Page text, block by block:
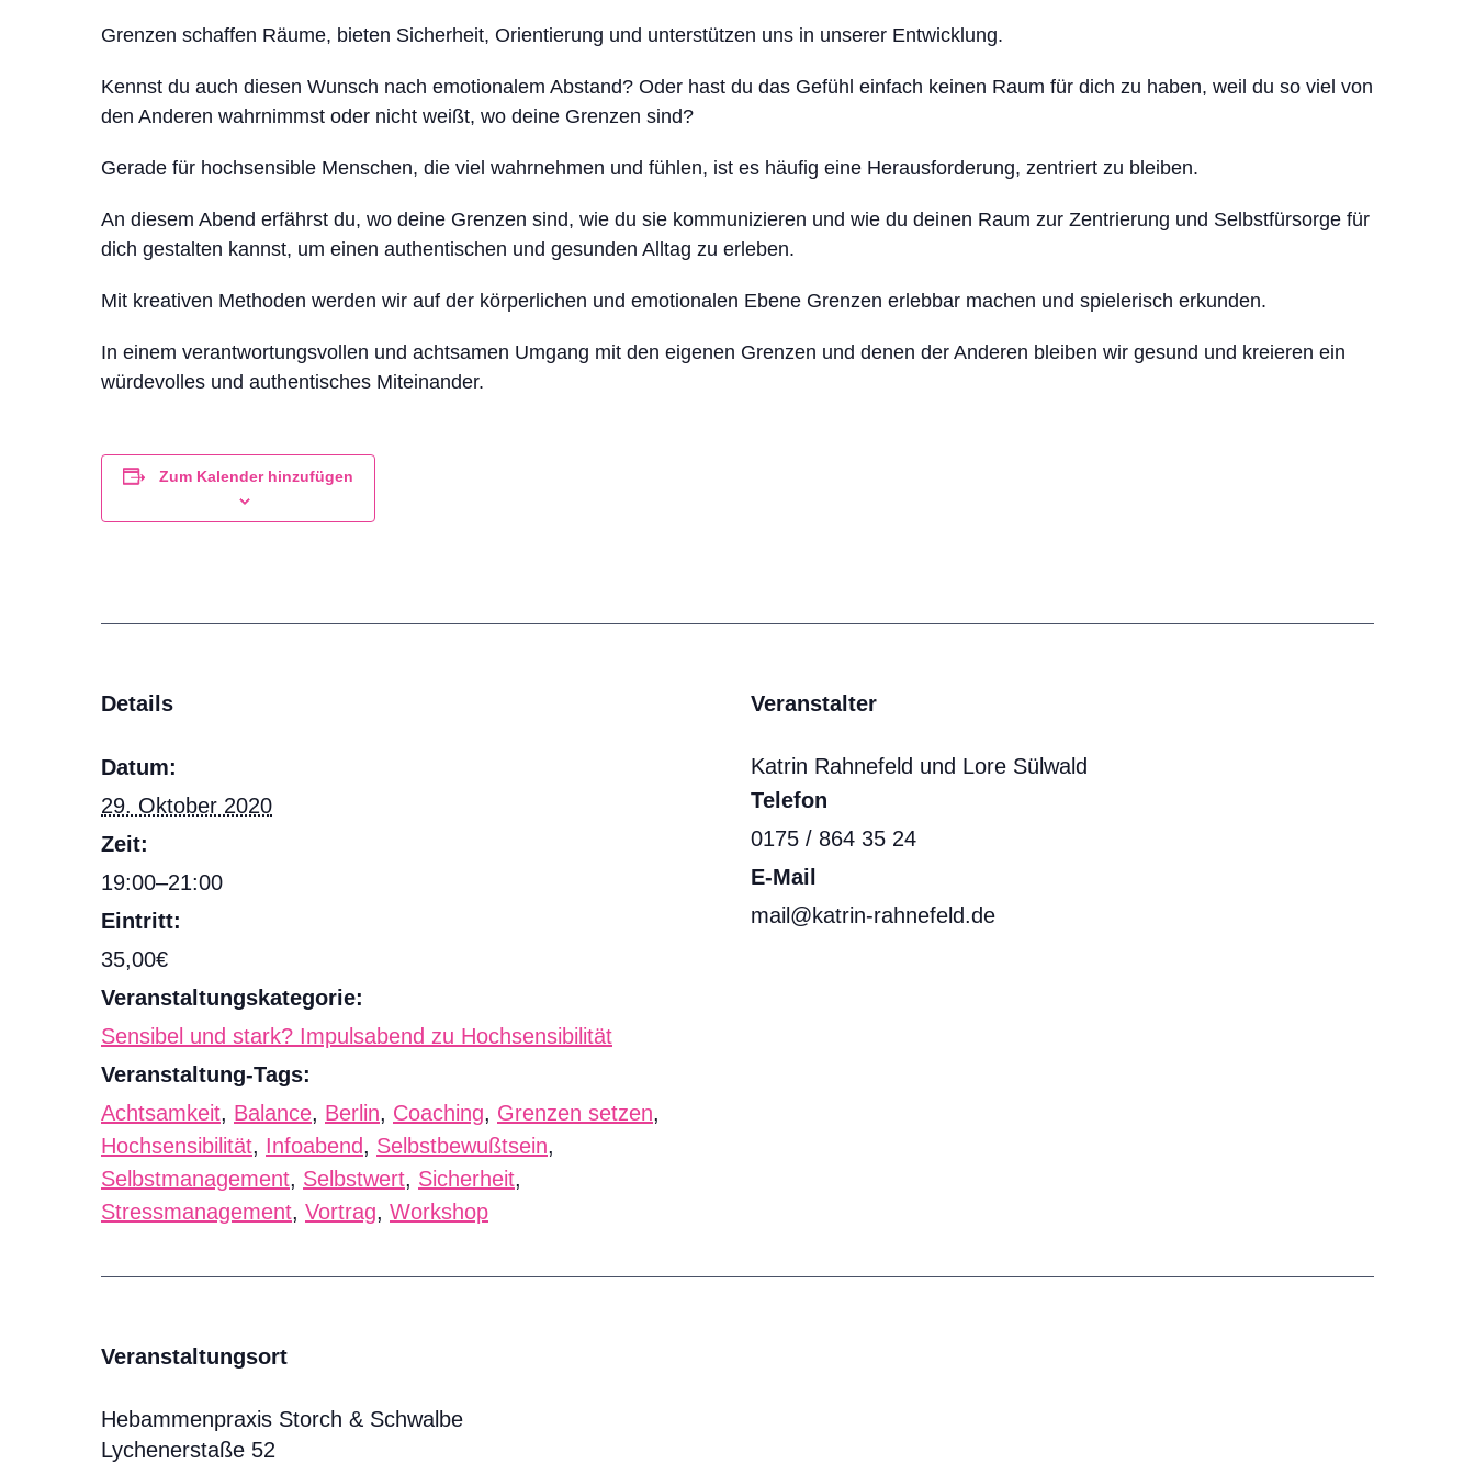
Grenzen schaffen Räume, bieten Sicherheit, Orientierung und unterstützen uns in unserer Entwicklung.
Kennst du auch diesen Wunsch nach emotionalem Abstand? Oder hast du das Gefühl einfach keinen Raum für dich zu haben, weil du so viel von
den Anderen wahrnimmst oder nicht weißt, wo deine Grenzen sind?
Gerade für hochsensible Menschen, die viel wahrnehmen und fühlen, ist es häufig eine Herausforderung, zentriert zu bleiben.
An diesem Abend erfährst du, wo deine Grenzen sind, wie du sie kommunizieren und wie du deinen Raum zur Zentrierung und Selbstfürsorge für
dich gestalten kannst, um einen authentischen und gesunden Alltag zu erleben.
Mit kreativen Methoden werden wir auf der körperlichen und emotionalen Ebene Grenzen erlebbar machen und spielerisch erkunden.
In einem verantwortungsvollen und achtsamen Umgang mit den eigenen Grenzen und denen der Anderen bleiben wir gesund und kreieren ein
würdevolles und authentisches Miteinander.
Zum Kalender hinzufügen
Details
Datum:
29. Oktober 2020
Zeit:
19:00–21:00
Eintritt:
35,00€
Veranstaltungskategorie:
Sensibel und stark? Impulsabend zu Hochsensibilität
Veranstaltung-Tags:
Achtsamkeit, Balance, Berlin, Coaching, Grenzen setzen,
Hochsensibilität, Infoabend, Selbstbewußtsein,
Selbstmanagement, Selbstwert, Sicherheit,
Stressmanagement, Vortrag, Workshop
Veranstaltungsort
Hebammenpraxis Storch & Schwalbe
Lychenerstaße 52
Veranstalter
Katrin Rahnefeld und Lore Sülwald
Telefon
0175 / 864 35 24
E-Mail
mail@katrin-rahnefeld.de